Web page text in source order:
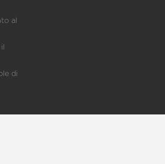
al
di